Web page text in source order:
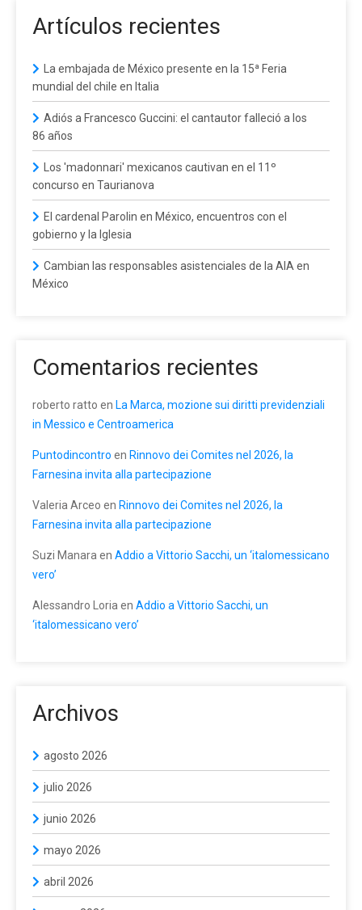
Artículos recientes
La embajada de México presente en la 15ª Feria
mundial del chile en Italia
Adiós a Francesco Guccini: el cantautor falleció a los
86 años
Los 'madonnari' mexicanos cautivan en el 11º
concurso en Taurianova
El cardenal Parolin en México, encuentros con el
gobierno y la Iglesia
Cambian las responsables asistenciales de la AIA en
México
Comentarios recientes
roberto ratto en La Marca, mozione sui diritti previdenziali
in Messico e Centroamerica
Puntodincontro en Rinnovo dei Comites nel 2026, la
Farnesina invita alla partecipazione
Valeria Arceo en Rinnovo dei Comites nel 2026, la
Farnesina invita alla partecipazione
Suzi Manara en Addio a Vittorio Sacchi, un ‘italomessicano
vero’
Alessandro Loria en Addio a Vittorio Sacchi, un
‘italomessicano vero’
Archivos
agosto 2026
julio 2026
junio 2026
mayo 2026
abril 2026